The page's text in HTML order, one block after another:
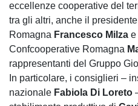
eccellenze cooperative del
tra gli altri, anche il
Romagna Francesco Milza e
Confcooperative Romagna
rappresentanti del Gruppo
In particolare, i consiglieri –
nazionale Fabiola Di Loreto